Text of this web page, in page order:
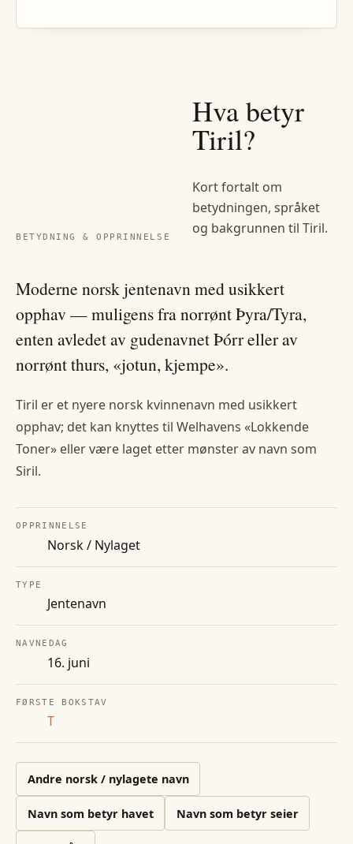
BETYDNING & OPPRINNELSE
Hva betyr
Tiril?
Kort fortalt om
betydningen, språket
og bakgrunnen til Tiril.
Moderne norsk jentenavn med usikkert
opphav — muligens fra norrønt Þyra/Tyra,
enten avledet av gudenavnet Þórr eller av
norrønt thurs, «jotun, kjempe».
Tiril er et nyere norsk kvinnenavn med usikkert
opphav; det kan knyttes til Welhavens «Lokkende
Toner» eller være laget etter mønster av navn som
Siril.
OPPRINNELSE
Norsk / Nylaget
TYPE
Jentenavn
NAVNEDAG
16. juni
FØRSTE BOKSTAV
T
Andre norsk / nylagete navn
Navn som betyr havet Navn som betyr seier